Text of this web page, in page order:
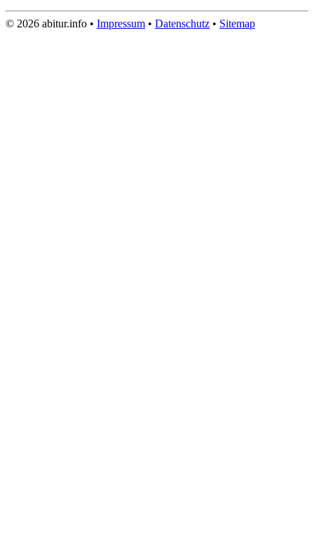
© 2026 abitur.info • Impressum • Datenschutz • Sitemap